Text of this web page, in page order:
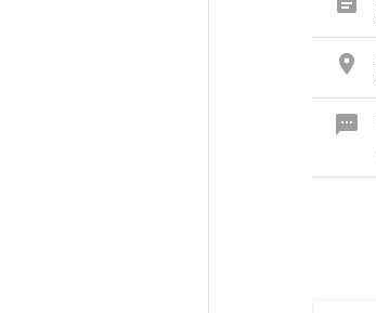

